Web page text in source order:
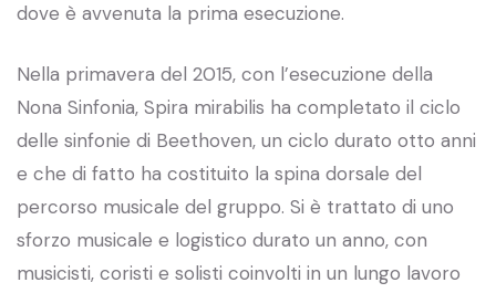
dove è avvenuta la prima esecuzione.
Nella primavera del 2015, con l’esecuzione della
Nona Sinfonia, Spira mirabilis ha completato il ciclo
delle sinfonie di Beethoven, un ciclo durato otto anni
e che di fatto ha costituito la spina dorsale del
percorso musicale del gruppo. Si è trattato di uno
sforzo musicale e logistico durato un anno, con
musicisti, coristi e solisti coinvolti in un lungo lavoro